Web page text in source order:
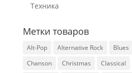
Техника
Метки товаров
Alt-Pop Alternative Rock Blues
Chanson
Christmas Classical